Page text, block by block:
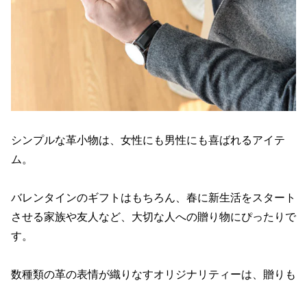
シンプルな革小物は、女性にも男性にも喜ばれるアイテ
ム。
バレンタインのギフトはもちろん、春に新生活をスタート
させる家族や友人など、大切な人への贈り物にぴったりで
す。
数種類の革の表情が織りなすオリジナリティーは、贈りも